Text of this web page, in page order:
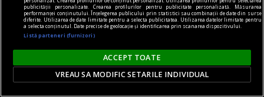
cuvinte nepotrivite
Înscenări
publicității personalizate. Crearea profilurilor pentru publicitate personalizată. Măsurarea
performanței conținutului. Înțelegerea publicului prin statistici sau combinații de date din surse
diferite. Utilizarea de date limitate pentru a selecta publicitatea. Utilizarea datelor limitate pentru
a selecta conținutul. Date precise de geolocație și identificarea prin scanarea dispozitivului.
Listă parteneri (furnizori)
ACCEPT TOATE
VREAU SA MODIFIC SETARILE INDIVIDUAL